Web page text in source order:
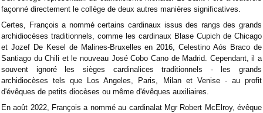
façonné directement le collège de deux autres manières significatives.
Certes, François a nommé certains cardinaux issus des rangs des grands
archidiocèses traditionnels, comme les cardinaux Blase Cupich de Chicago
et Jozef De Kesel de Malines-Bruxelles en 2016, Celestino Aós Braco de
Santiago du Chili et le nouveau José Cobo Cano de Madrid. Cependant, il a
souvent ignoré les sièges cardinalices traditionnels - les grands
archidiocèses tels que Los Angeles, Paris, Milan et Venise - au profit
d'évêques de petits diocèses ou même d'évêques auxiliaires.
En août 2022, François a nommé au cardinalat Mgr Robert McElroy, évêque